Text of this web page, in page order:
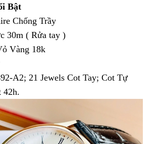
Bật
Chống Trầy
30m ( Rửa tay )
Vàng 18k
A2; 21 Jewels Cot Tay; Cot Tự
42h.